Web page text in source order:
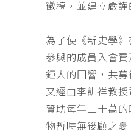
徵稿，並建立嚴謹
為了使《新史學
參與的成員入會
鉅大的回響，共
又經由李訓祥教
贊助每年二十萬
物暫時無後顧之